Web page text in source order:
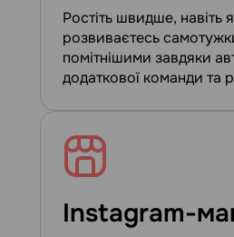
Ростіть швидше, навіть
розвиваєтесь
помітнішими завдяки
додаткової команди та
Instagram-